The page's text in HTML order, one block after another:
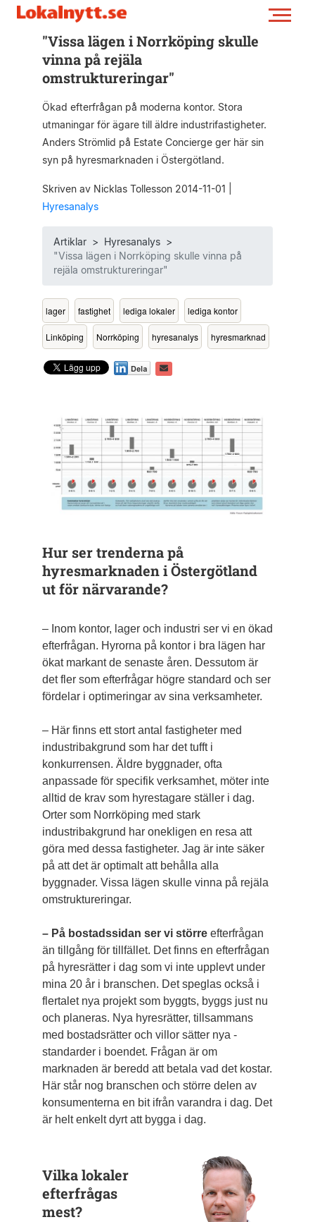
"Vissa lägen i Norrköping skulle
vinna på rejäla
omstruktureringar"
Ökad efterfrågan på moderna kontor. Stora
utmaningar för ägare till äldre industrifastigheter.
Anders Strömlid på Estate Concierge ger här sin
syn på hyresmarknaden i Östergötland.
Skriven av Nicklas Tollesson 2014-11-01
Hyresanalys
Artiklar> Hyresanalys>
"Vissa lägen i Norrköping skulle vinna på
rejäla omstruktureringar"
lager fastighet lediga lokaler lediga kontor
Linköping Norrköping hyresanalys hyresmarknad
Hur ser trenderna på
hyresmarknaden i Öster­götland
ut för närvarande?
– Inom kontor, lager och industri ser vi en ökad
efterfrågan. Hyrorna på kontor i bra lägen har
ökat markant de senaste åren. Dessutom är
det fler som efter­frågar högre standard och ser
fördelar i optimeringar av sina verksamheter.
– Här finns ett stort antal fastigheter med
industribakgrund som har det tufft i
konkurrensen. Äldre byggnader, ofta
anpassade för specifik verksamhet, möter inte
alltid de krav som hyrestagare ställer i dag.
Orter som Norrköping med stark
industribakgrund har onekligen en resa att
göra med dessa fastigheter. Jag är inte säker
på att det är optimalt att behålla alla
byggnader. Vissa lägen skulle vinna på rejäla
omstruktureringar.
– På bostadssidan ser vi större efterfrågan
än tillgång för tillfället. Det finns en efterfrågan
på hyresrätter i dag som vi inte upplevt under
mina 20 år i branschen. Det speglas också i
flertalet nya projekt som byggts, byggs just nu
och planeras. Nya hyres­rätter, till­sammans
med bostadsrätter och villor sätter nya ­
standarder i boendet. Frågan är om
marknaden är ­beredd att betala vad det kostar.
Här står nog ­branschen och ­större delen av
konsumenterna en bit ifrån varandra i dag. Det
är helt enkelt dyrt att bygga i dag.
Vilka lokaler
efterfrågas
mest?